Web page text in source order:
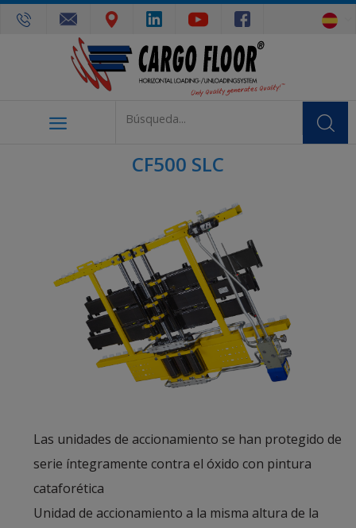
CF500 SLC
Las unidades de accionamiento se han protegido de
serie íntegramente contra el óxido con pintura
cataforética
Unidad de accionamiento a la misma altura de la